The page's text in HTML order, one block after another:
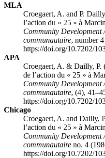
MLA
Croegaert, A. and P.
l’action du « 25 » à
Community Development
communautaire, number
https://doi.org/10.7202/
APA
Croegaert, A. & Dailly, P.
de l’action du « 25 » à
Community Development
communautaire, (4),
https://doi.org/10.7202/
Chicago
Croegaert, A. and Dailly,
l’action du « 25 » à
Community Development
communautaire no. 4
https://doi.org/10.7202/